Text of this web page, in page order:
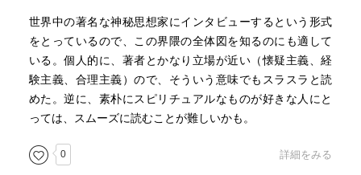
世界中の著名な神秘思想家にインタビューするという形式
をとっているので、この界隈の全体図を知るのにも適して
いる。個人的に、著者とかなり立場が近い（懐疑主義、経
験主義、合理主義）ので、そういう意味でもスラスラと読
めた。逆に、素朴にスピリチュアルなものが好きな人にと
っては、スムーズに読むことが難しいかも。
0 詳細をみる